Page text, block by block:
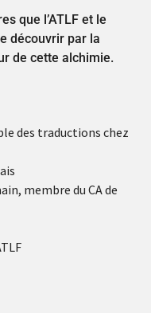
que l’ATLF et le
découvrir par la
de cette alchimie.
des traductions chez
membre du CA de